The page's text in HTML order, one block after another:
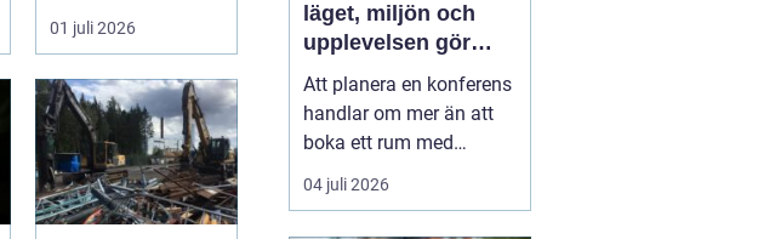
obehagligt. En
anställning
påverkar...
01 juli 2026
läget, miljön och
upplevelsen gör
skillnad
Att planera en konferens
handlar om mer än att
boka ett rum med
projektor. Företag letar
efter platser som skapar
04 juli 2026